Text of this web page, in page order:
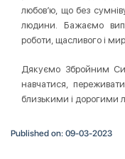
любов’ю, що без
людини. Бажаємо
роботи, щасливого і
Дякуємо Збройним
навчатися,
близькими і дорогими
Published on: 09-03-2023